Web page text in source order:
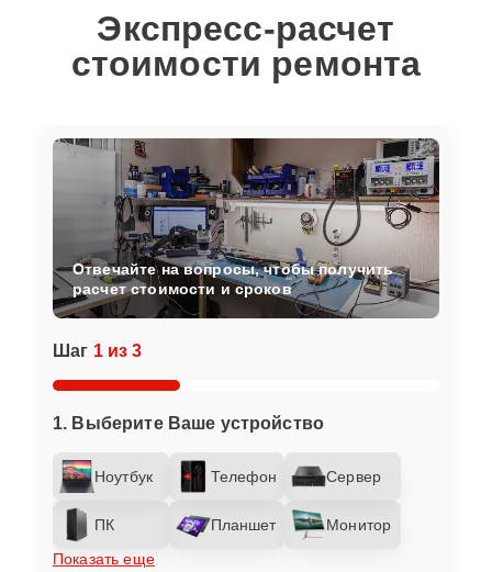
Экспресс-расчет
стоимости ремонта
Шаг 1 из 3
1. Выберите Ваше устройство
Ноутбук Телефон Сервер
ПК Планшет
Монитор
Показать еще
Отвечайте на вопросы, чтобы получить
расчет стоимости и сроков